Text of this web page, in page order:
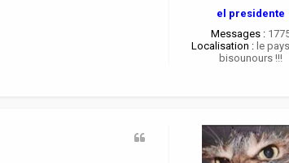
el presidente
Messages :
Localisation :le
bisounours !!!